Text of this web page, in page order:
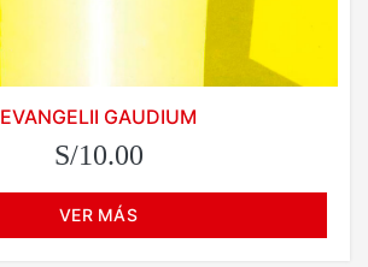
EVANGELII GAUDIUM
S/10.00
VER MÁS